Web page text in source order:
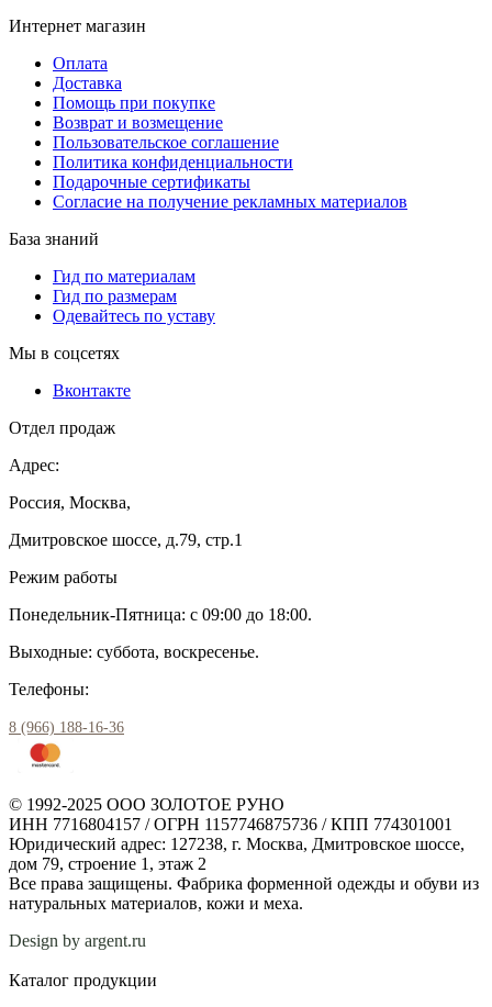
Интернет магазин
Оплата
Доставка
Помощь при покупке
Возврат и возмещение
Пользовательское соглашение
Политика конфиденциальности
Подарочные сертификаты
Согласие на получение рекламных материалов
База знаний
Гид по материалам
Гид по размерам
Одевайтесь по уставу
Мы в соцсетях
Вконтакте
Отдел продаж
Адрес:
Россия, Москва,
Дмитровское шоссе, д.79, стр.1
Режим работы
Понедельник-Пятница: с 09:00 до 18:00.
Выходные: суббота, воскресенье.
Телефоны:
8 (966) 188-16-36
© 1992-2025 ООО ЗОЛОТОЕ РУНО
ИНН 7716804157 / ОГРН 1157746875736 / КПП 774301001
Юридический адрес: 127238, г. Москва, Дмитровское шоссе,
дом 79, строение 1, этаж 2
Все права защищены. Фабрика форменной одежды и обуви из
натуральных материалов, кожи и меха.
Design by argent.ru
Каталог продукции